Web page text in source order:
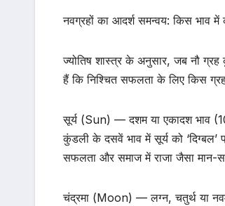
नवग्रहों का आदर्श समन्वय: किस भाव में
​ज्योतिष शास्त्र के अनुसार, जब नौ
हैं कि निश्चित सफलता के लिए किस
​सूर्य (Sun) — दशम या एकादश भाव
कुंडली के दसवें भाव में सूर्य को ‘दिग्बल’
सफलता और समाज में राजा जैसा मान-
​चंद्रमा (Moon) — लग्न, चतुर्थ या